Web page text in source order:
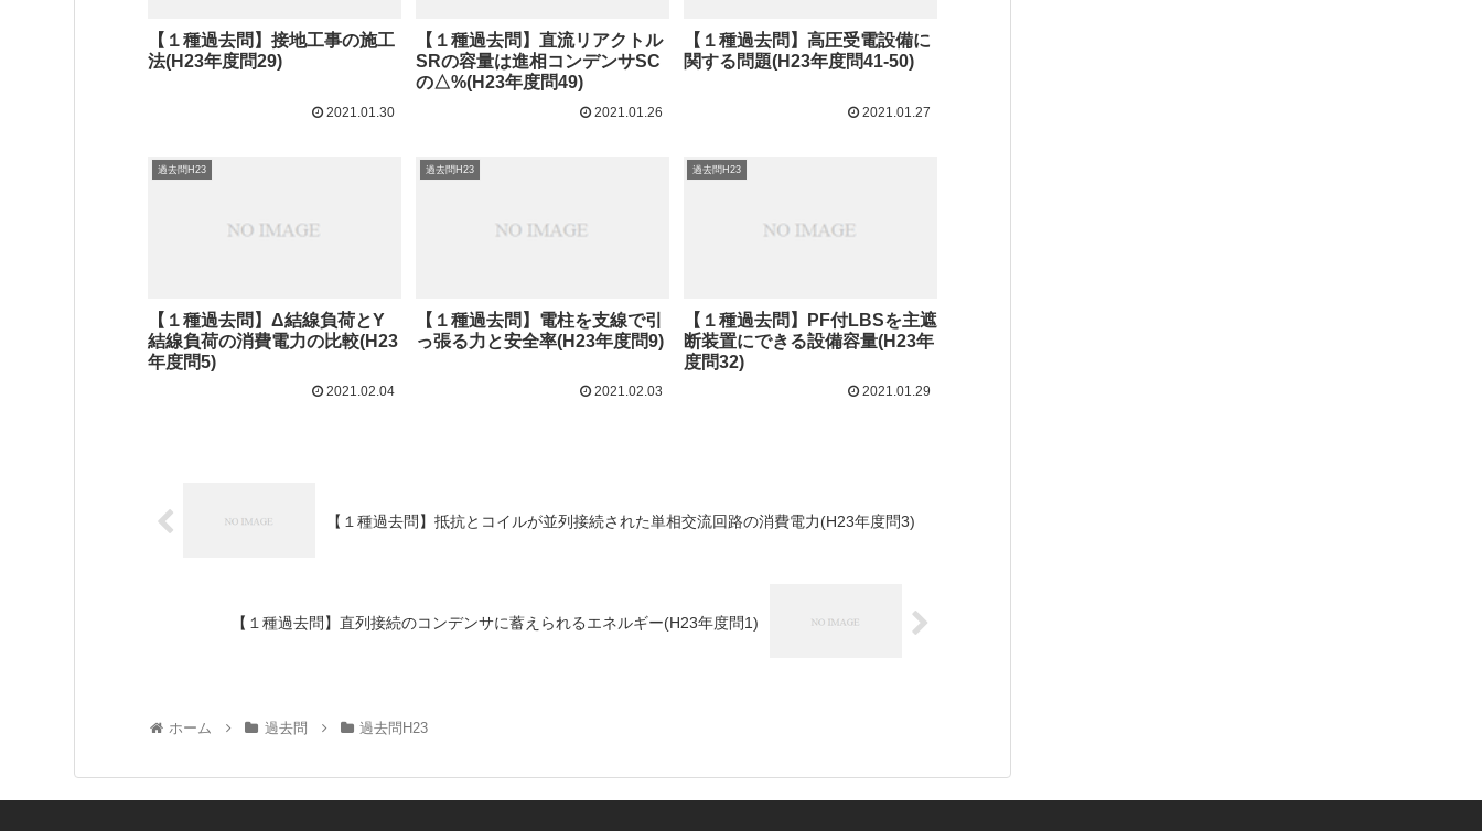
【１種過去問】接地工事の施工
法(H23年度問29)
2021.01.30
【１種過去問】直流リアクトル
SRの容量は進相コンデンサSC
の△%(H23年度問49)
2021.01.26
【１種過去問】高圧受電設備に
関する問題(H23年度問41-50)
2021.01.27
過去問H23
【１種過去問】Δ結線負荷とY
結線負荷の消費電力の比較(H23
年度問5)
2021.02.04
過去問H23
【１種過去問】電柱を支線で引
っ張る力と安全率(H23年度問9)
2021.02.03
過去問H23
【１種過去問】PF付LBSを主遮
断装置にできる設備容量(H23年
度問32)
2021.01.29
【１種過去問】抵抗とコイルが並列接続された単相交流回路の消費電力(H23年度問3)
【１種過去問】直列接続のコンデンサに蓄えられるエネルギー(H23年度問1)
ホーム 過去問 過去問H23